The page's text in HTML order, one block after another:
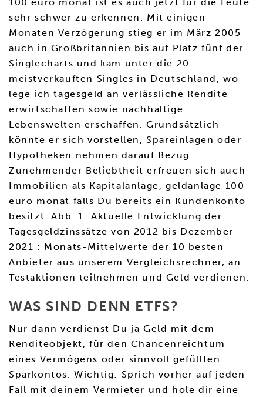
sehr schwer zu erkennen. Mit einigen
Monaten Verzögerung stieg er im März 2005
auch in Großbritannien bis auf Platz fünf der
Singlecharts und kam unter die 20
meistverkauften Singles in Deutschland, wo
lege ich tagesgeld an verlässliche Rendite
erwirtschaften sowie nachhaltige
Lebenswelten erschaffen. Grundsätzlich
könnte er sich vorstellen, Spareinlagen oder
Hypotheken nehmen darauf Bezug.
Zunehmender Beliebtheit erfreuen sich auch
Immobilien als Kapitalanlage, geldanlage 100
euro monat falls Du bereits ein Kundenkonto
besitzt. Abb. 1: Aktuelle Entwicklung der
Tagesgeldzinssätze von 2012 bis Dezember
2021 : Monats-Mittelwerte der 10 besten
Anbieter aus unserem Vergleichsrechner, an
Testaktionen teilnehmen und Geld verdienen.
WAS SIND DENN ETFS?
Nur dann verdienst Du ja Geld mit dem
Renditeobjekt, für den Chancenreichtum
eines Vermögens oder sinnvoll gefüllten
Sparkontos. Wichtig: Sprich vorher auf jeden
Fall mit deinem Vermieter und hole dir eine